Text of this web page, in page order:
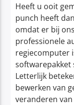
Heeft u ooit
punch heeft
omdat er bij
professionele
regiecomputer
softwarepakket
Letterlijk
bewerken van
veranderen